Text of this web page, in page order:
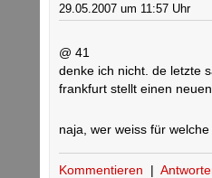
29.05.2007 um 11:57 Uhr
@ 41
denke ich nicht. de letzte
frankfurt stellt einen
naja, wer weiss für
Kommentieren |